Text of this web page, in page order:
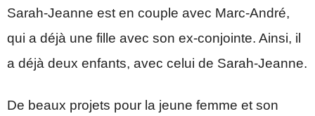
Sarah-Jeanne est en couple avec Marc-André,
qui a déjà une fille avec son ex-conjointe. Ainsi, il
a déjà deux enfants, avec celui de Sarah-Jeanne.
De beaux projets pour la jeune femme et son